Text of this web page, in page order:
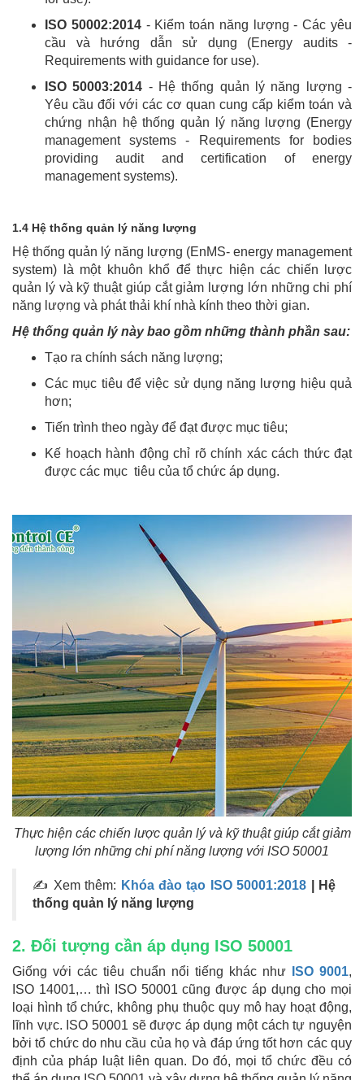
ISO 50002:2014- Kiểm toán năng lượng - Các yêu
cầu và hướng dẫn sử dụng (Energy audits -
Requirements with guidance for use).
ISO 50003:2014 - Hệ thống quản lý năng lượng -
Yêu cầu đối với các cơ quan cung cấp kiểm toán và
chứng nhận hệ thống quản lý năng lượng (Energy
management systems - Requirements for bodies
providing audit and certification of energy
management systems).
1.4 Hệ thống quản lý năng lượng
Hệ thống quản lý năng lượng (EnMS- energy management
system) là một khuôn khổ để thực hiện các chiến lược
quản lý và kỹ thuật giúp cắt giảm lượng lớn những chi phí
năng lượng và phát thải khí nhà kính theo thời gian.
Hệ thống quản lý này bao gồm những thành phần sau:
Tạo ra chính sách năng lượng;
Các mục tiêu để việc sử dụng năng lượng hiệu quả
hơn;
Tiến trình theo ngày để đạt được mục tiêu;
Kế hoạch hành động chỉ rõ chính xác cách thức đạt
được các mục tiêu của tổ chức áp dụng.
Thực hiện các chiến lược quản lý và kỹ thuật giúp cắt giảm
lượng lớn những chi phí năng lượng với ISO 50001
✍ Xem thêm: Khóa đào tạo ISO 50001:2018
| Hệ
thống quản lý năng lượng
2. Đối tượng cần áp dụng ISO 50001
Giống với các tiêu chuẩn nổi tiếng khác như ISO 9001,
ISO 14001,… thì ISO 50001 cũng được áp dụng cho mọi
loại hình tổ chức, không phụ thuộc quy mô hay hoạt động,
lĩnh vực. ISO 50001 sẽ được áp dụng một cách tự nguyện
bởi tổ chức do nhu cầu của họ và đáp ứng tốt hơn các quy
định của pháp luật liên quan. Do đó, mọi tổ chức đều có